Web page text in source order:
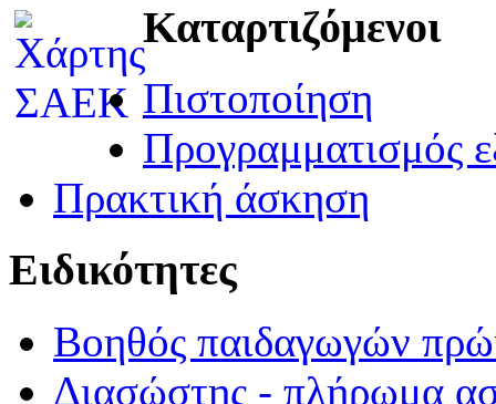
Καταρτιζόμενοι
Πιστοποίηση
Προγραμματισμός
Πρακτική άσκηση
Ειδικότητες
Βοηθός παιδαγωγών
Διασώστης - πλήρωμα